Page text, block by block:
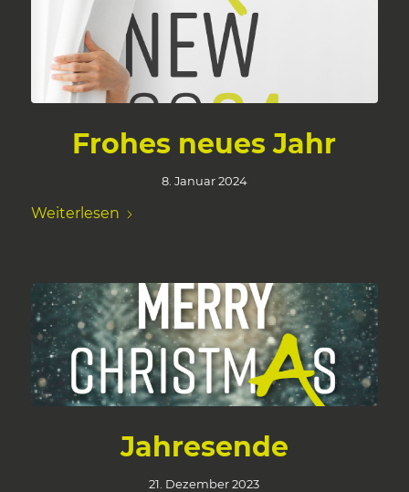
Frohes neues Jahr
8. Januar 2024
Weiterlesen
Jahresende
21. Dezember 2023